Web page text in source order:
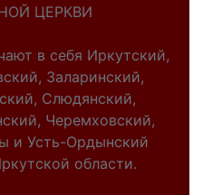
ЦЕРКВИ
в себя Иркутский,
Заларинский,
Слюдянский,
Черемховский,
и Усть-Ордынский
области.